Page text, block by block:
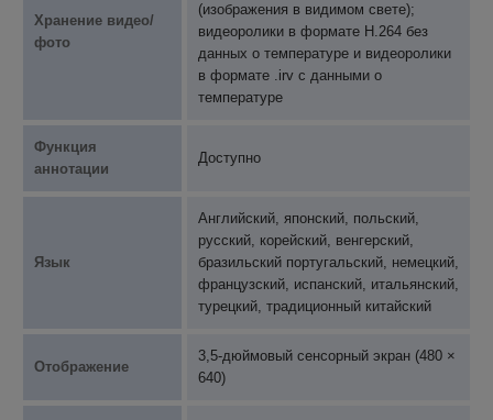
Хранение видео/
фото
(изображения в видимом свете);
видеоролики в формате H.264 без
данных о температуре и видеоролики
в формате .irv с данными о
температуре
Функция
аннотации
Доступно
Язык
Английский, японский, польский,
русский, корейский, венгерский,
бразильский португальский, немецкий,
французский, испанский, итальянский,
турецкий, традиционный китайский
Отображение
3,5-дюймовый сенсорный экран (480 ×
640)